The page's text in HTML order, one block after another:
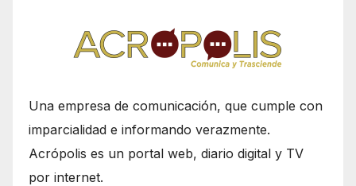
Una empresa de comunicación, que cumple con
imparcialidad e informando verazmente.
Acrópolis es un portal web, diario digital y TV
por internet.